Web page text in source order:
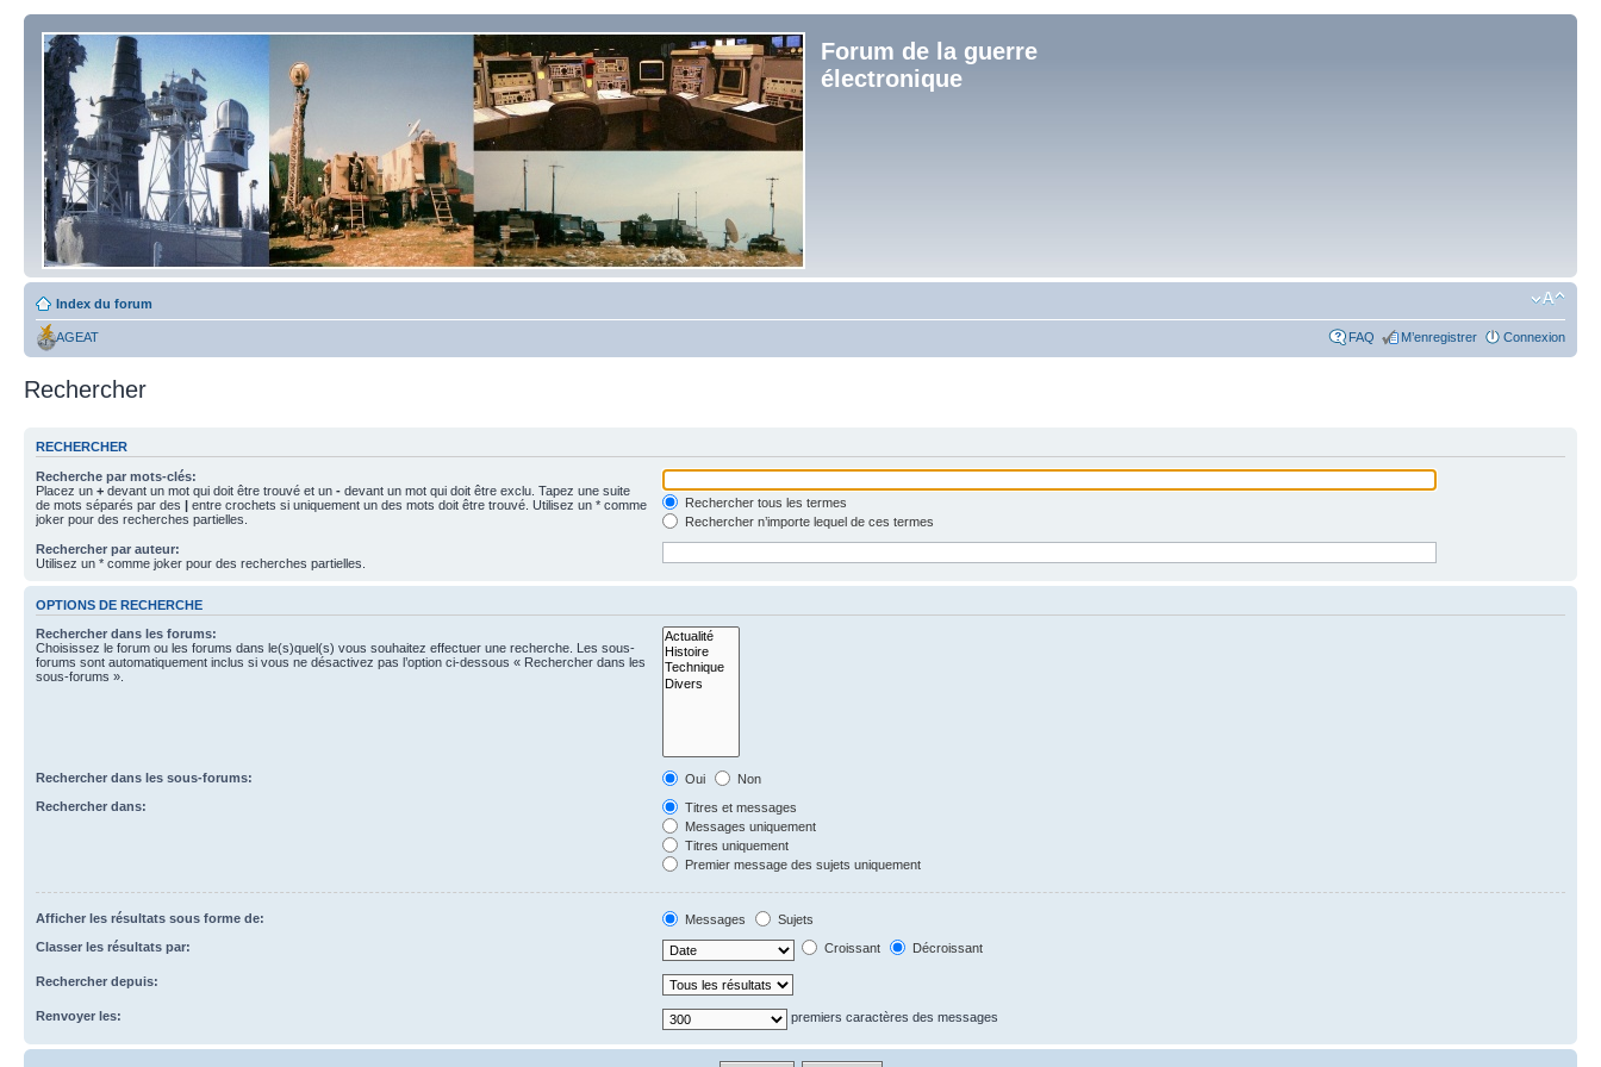
Forum de la guerre
électronique
Index du forum
AGEAT FAQ M’enregistrer Connexion
Rechercher
RECHERCHER
Recherche par mots-clés:
Placez un + devant un mot qui doit être trouvé et un - devant un mot qui doit être exclu. Tapez une suite
de mots séparés par des | entre crochets si uniquement un des mots doit être trouvé. Utilisez un * comme
joker pour des recherches partielles.
Rechercher tous les termes
Rechercher n’importe lequel de ces termes
Rechercher par auteur:
Utilisez un * comme joker pour des recherches partielles.
OPTIONS DE RECHERCHE
Rechercher dans les forums:
Choisissez le forum ou les forums dans le(s)quel(s) vous souhaitez effectuer une recherche. Les sous-
forums sont automatiquement inclus si vous ne désactivez pas l’option ci-dessous « Rechercher dans les
sous-forums ».
Rechercher dans les sous-forums: Oui
Non
Rechercher dans:
Titres et messages
Messages uniquement
Titres uniquement
Premier message des sujets uniquement
Afficher les résultats sous forme de: Messages
Sujets
Classer les résultats par:
Croissant Décroissant
Rechercher depuis:
Renvoyer les: premiers caractères des messages